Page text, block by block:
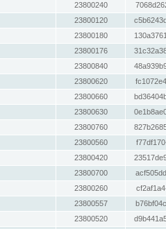
23800240
23800120
23800180
23800176
23800840
23800620
23800660
23800630
23800760
23800560
23800420
23800700
23800260
23800557
23800520